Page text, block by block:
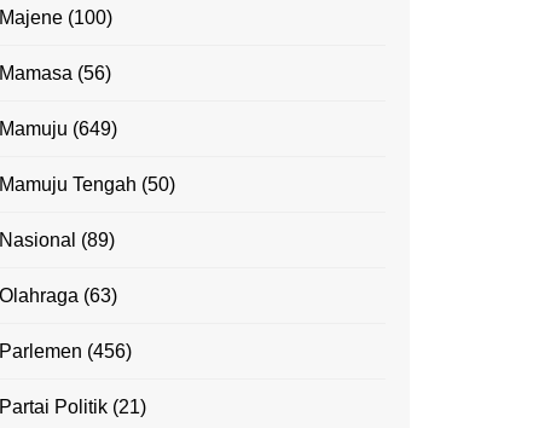
Majene (100)
Mamasa (56)
Mamuju (649)
Mamuju Tengah (50)
Nasional (89)
Olahraga (63)
Parlemen (456)
Partai Politik (21)